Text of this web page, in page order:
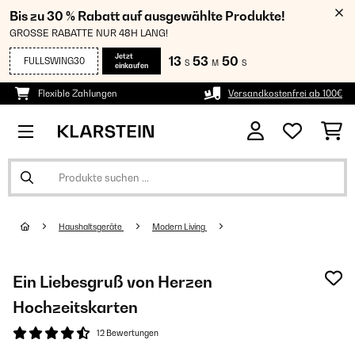
Bis zu 30 % Rabatt auf ausgewählte Produkte!
GROSSE RABATTE NUR 48H LANG!
FULLSWING30
Jetzt
einkaufen
13 S 53 M 49 S
Flexible Zahlungen Versandkostenfrei ab 100€
Haushaltsgeräte Modern Living
Ein Liebesgruß von Herzen
Hochzeitskarten
12 Bewertungen